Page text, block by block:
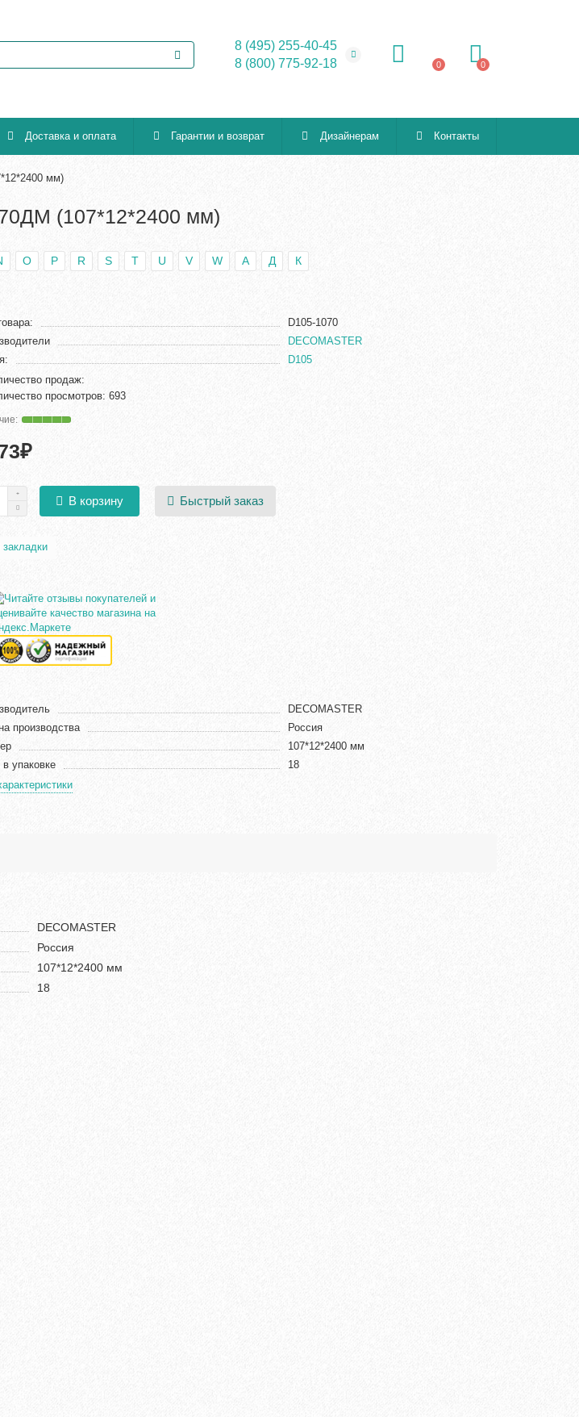
8 (495) 255-40-45
8 (800) 775-92-18
0 0
Доставка и оплата Гарантии и возврат Дизайнерам Контакты
мм)
(107*12*2400 мм)
O P R S T U V W А Д К
D105-1070
DECOMASTER
D105
продаж:
просмотров: 693
В корзину Быстрый заказ
закладки
DECOMASTER
производства
Россия
107*12*2400 мм
в упаковке
18
DECOMASTER
Россия
107*12*2400 мм
18